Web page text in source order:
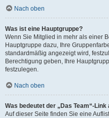
Nach oben
Was ist eine Hauptgruppe?
Wenn Sie Mitglied in mehr als einer
Hauptgruppe dazu, Ihre
standardmäßig angezeigt wird,
Berechtigung geben, Ihre
festzulegen.
Nach oben
Was bedeutet der „Das Team“-
Auf dieser Seite finden Sie eine